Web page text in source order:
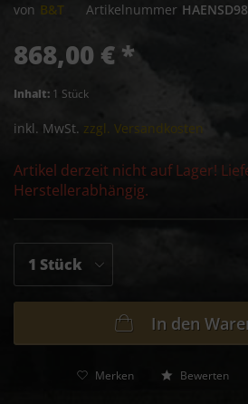
von B&T Artikelnummer
868,00 € *
Inhalt: 1 Stück
inkl. MwSt. zzgl. Versandkosten
Artikel derzeit nicht auf Lager!
Herstellerabhängig.
In den
Merken Bewerten